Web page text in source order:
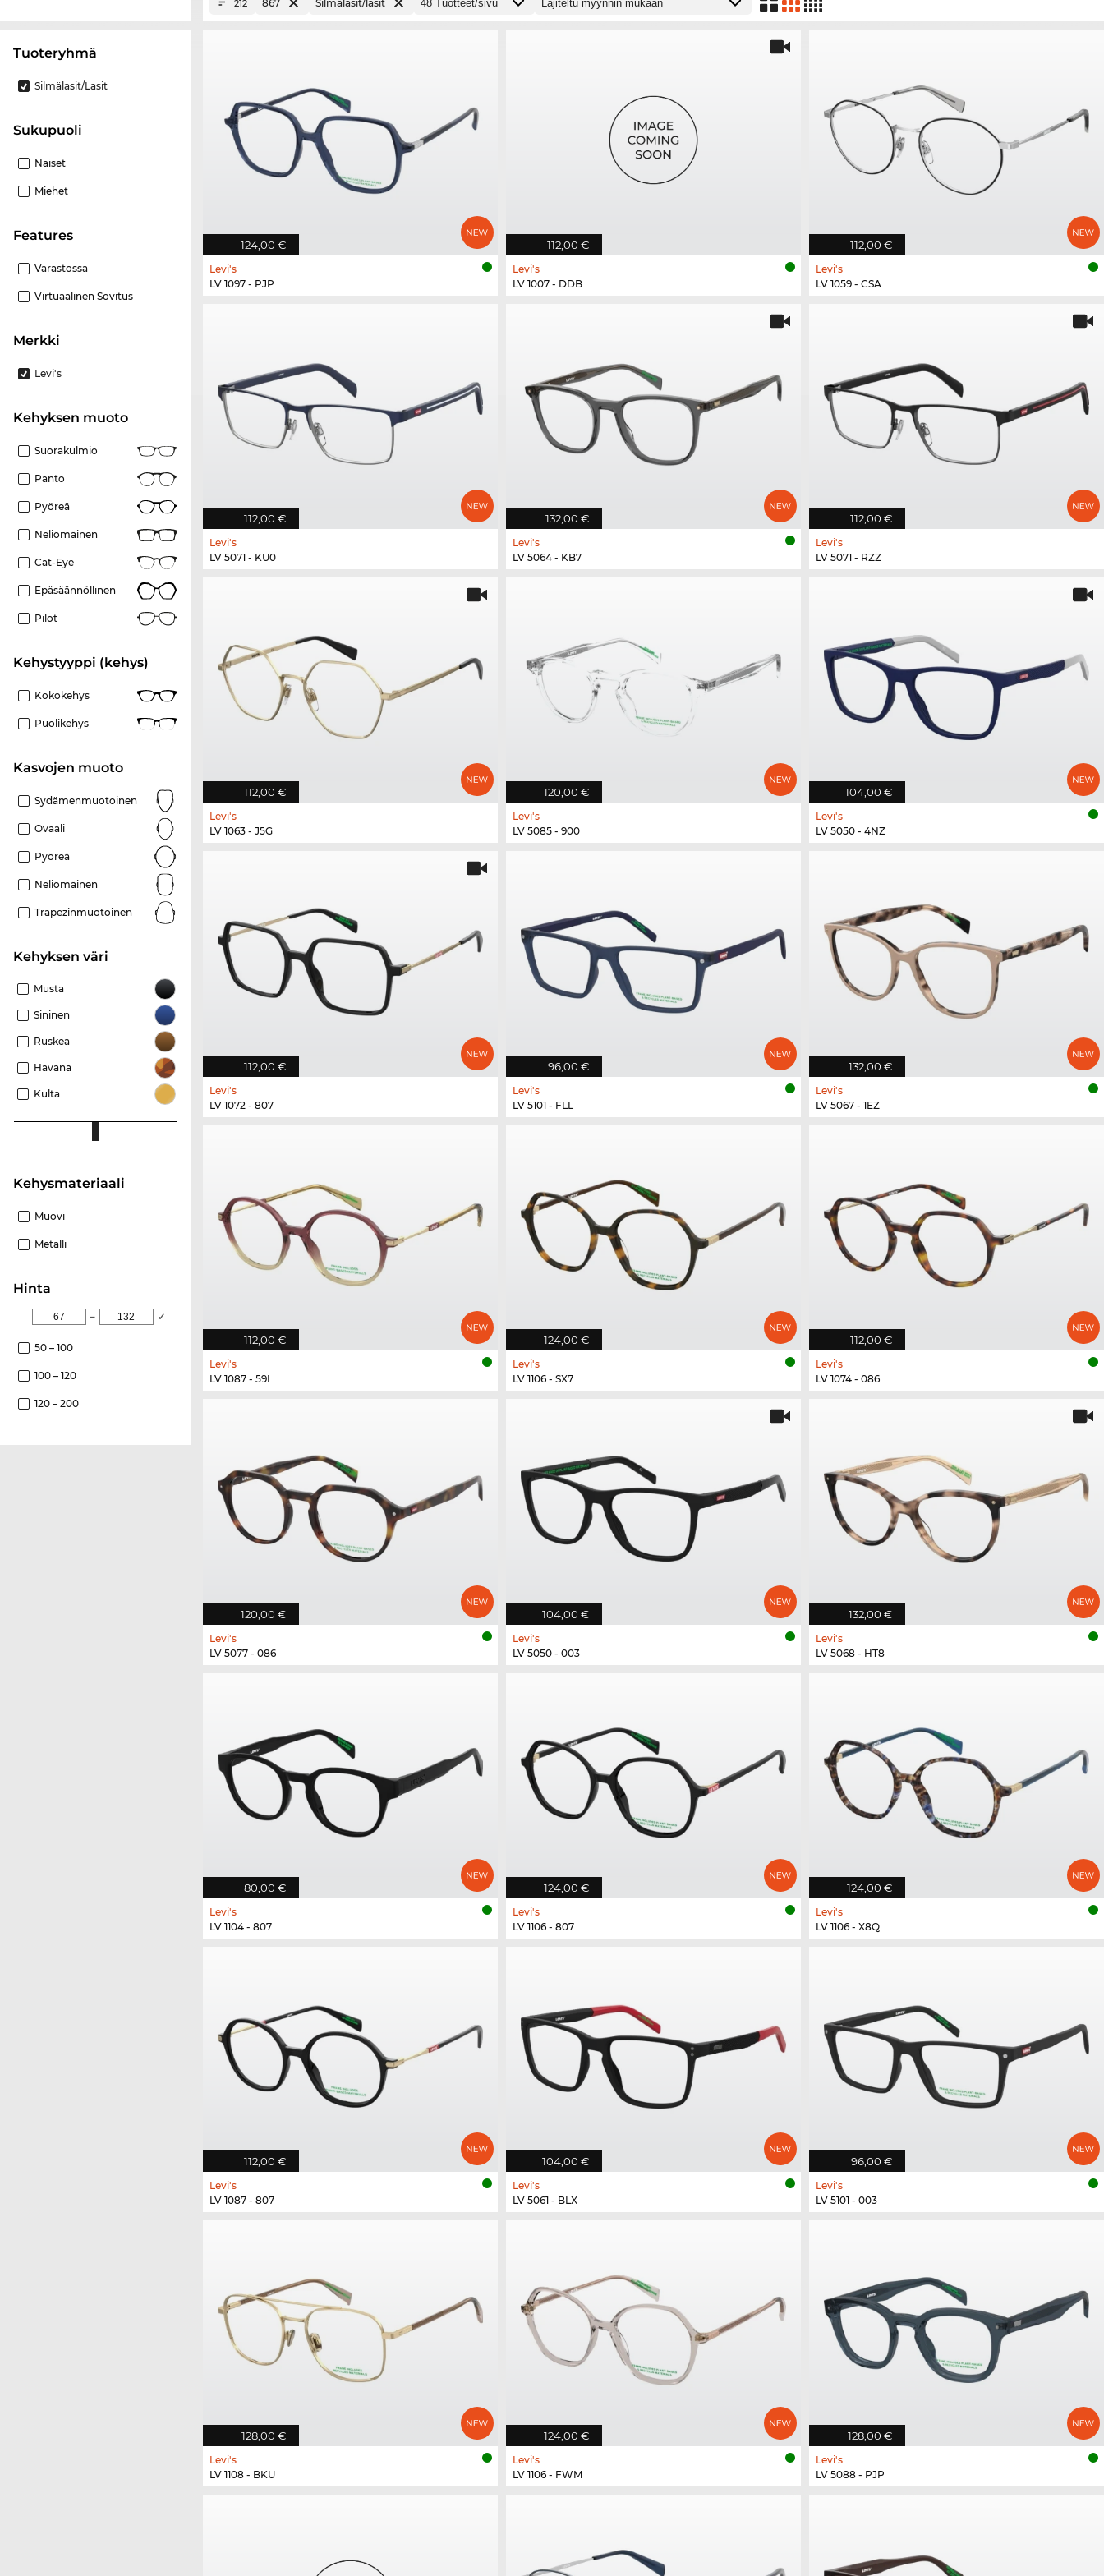
Tuoteryhmä
Silmälasit/lasit
Sukupuoli
Naiset
Miehet
Features
Varastossa
Virtuaalinen Sovitus
Merkki
Levi's
Kehyksen muoto
Suorakulmio
Panto
Pyöreä
Neliömäinen
Cat-Eye
Epäsäännöllinen
Pilot
Kehystyyppi (kehys)
Kokokehys
Puolikehys
Kasvojen muoto
Sydämenmuotoinen
Ovaali
Pyöreä
Neliömäinen
Trapezinmuotoinen
Kehyksen väri
Musta
Sininen
Ruskea
Havana
Kulta
Kehysmateriaali
Muovi
Metalli
Hinta
– ✓
50 – 100
100 – 120
120 – 200
212 867 Silmälasit/lasit
124,00 €
Levi's
LV 1097 - PJP
112,00 €
Levi's
LV 1007 - DDB
112,00 €
Levi's
LV 1059 - CSA
112,00 €
Levi's
LV 5071 - KU0
132,00 €
Levi's
LV 5064 - KB7
112,00 €
Levi's
LV 5071 - RZZ
112,00 €
Levi's
LV 1063 - J5G
120,00 €
Levi's
LV 5085 - 900
104,00 €
Levi's
LV 5050 - 4NZ
112,00 €
Levi's
LV 1072 - 807
96,00 €
Levi's
LV 5101 - FLL
132,00 €
Levi's
LV 5067 - 1EZ
112,00 €
Levi's
LV 1087 - 59I
124,00 €
Levi's
LV 1106 - SX7
112,00 €
Levi's
LV 1074 - 086
120,00 €
Levi's
LV 5077 - 086
104,00 €
Levi's
LV 5050 - 003
132,00 €
Levi's
LV 5068 - HT8
80,00 €
Levi's
LV 1104 - 807
124,00 €
Levi's
LV 1106 - 807
124,00 €
Levi's
LV 1106 - X8Q
112,00 €
Levi's
LV 1087 - 807
104,00 €
Levi's
LV 5061 - BLX
96,00 €
Levi's
LV 5101 - 003
128,00 €
Levi's
LV 1108 - BKU
124,00 €
Levi's
LV 1106 - FWM
128,00 €
Levi's
LV 5088 - PJP